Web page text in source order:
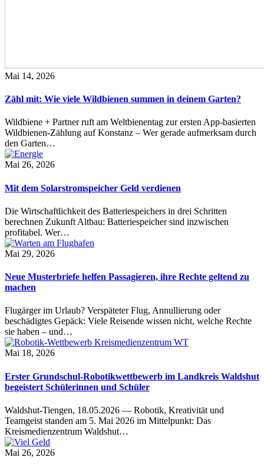
Mai 14, 2026
Zähl mit: Wie viele Wildbienen summen in deinem Garten?
Wildbiene + Partner ruft am Weltbienentag zur ersten App-basierten
Wildbienen-Zählung auf Konstanz – Wer gerade aufmerksam durch
den Garten…
Mai 26, 2026
Mit dem Solarstromspeicher Geld verdienen
Die Wirtschaftlichkeit des Batteriespeichers in drei Schritten
berechnen Zukunft Altbau: Batteriespeicher sind inzwischen
profitabel. Wer…
Mai 29, 2026
Neue Musterbriefe helfen Passagieren, ihre Rechte geltend zu
machen
Flugärger im Urlaub? Verspäteter Flug, Annullierung oder
beschädigtes Gepäck: Viele Reisende wissen nicht, welche Rechte
sie haben – und…
Mai 18, 2026
Erster Grundschul-Robotikwettbewerb im Landkreis Waldshut
begeistert Schülerinnen und Schüler
Waldshut-Tiengen, 18.05.2026 — Robotik, Kreativität und
Teamgeist standen am 5. Mai 2026 im Mittelpunkt: Das
Kreismedienzentrum Waldshut…
Mai 26, 2026